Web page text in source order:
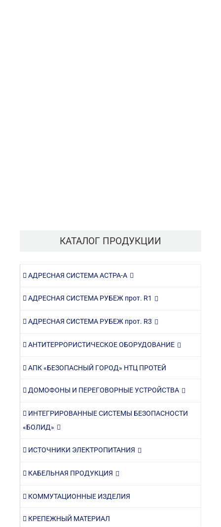
КАТАЛОГ ПРОДУКЦИИ
АДРЕСНАЯ СИСТЕМА АСТРА-А
АДРЕСНАЯ СИСТЕМА РУБЕЖ прот. R1
АДРЕСНАЯ СИСТЕМА РУБЕЖ прот. R3
АНТИТЕРРОРИСТИЧЕСКОЕ ОБОРУДОВАНИЕ
АПК «БЕЗОПАСНЫЙ ГОРОД» НТЦ ПРОТЕЙ
ДОМОФОНЫ И ПЕРЕГОВОРНЫЕ УСТРОЙСТВА
ИНТЕГРИРОВАННЫЕ СИСТЕМЫ БЕЗОПАСНОСТИ
«БОЛИД»
ИСТОЧНИКИ ЭЛЕКТРОПИТАНИЯ
КАБЕЛЬНАЯ ПРОДУКЦИЯ
КОММУТАЦИОННЫЕ ИЗДЕЛИЯ
КРЕПЕЖНЫЙ МАТЕРИАЛ